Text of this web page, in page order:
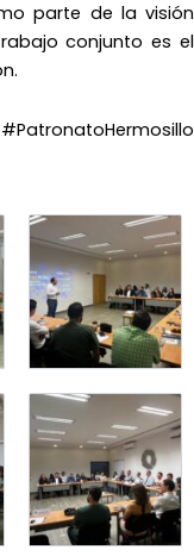
parte de la visión
conjunto es el